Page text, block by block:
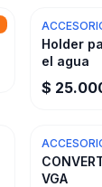
Holder
el agua
$
VGA